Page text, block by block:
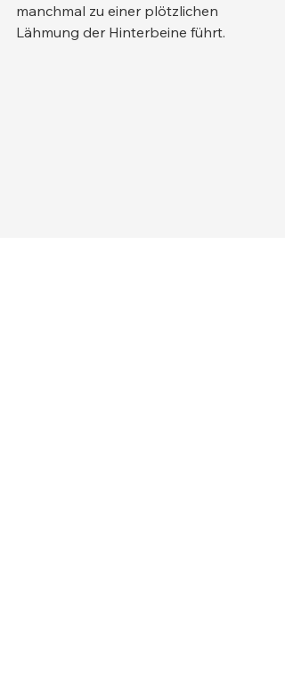
manchmal zu einer plötzlichen
Lähmung der Hinterbeine führt.